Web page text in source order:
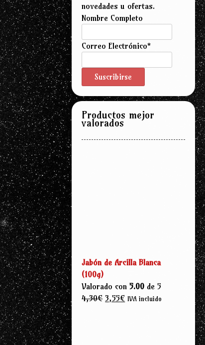
novedades u ofertas.
Nombre Completo
Correo Electrónico*
Productos mejor
valorados
Jabón de Arcilla Blanca
(100g)
Valorado con5.00 de 5
4,30€ El
3,55€ El
IVA incluido